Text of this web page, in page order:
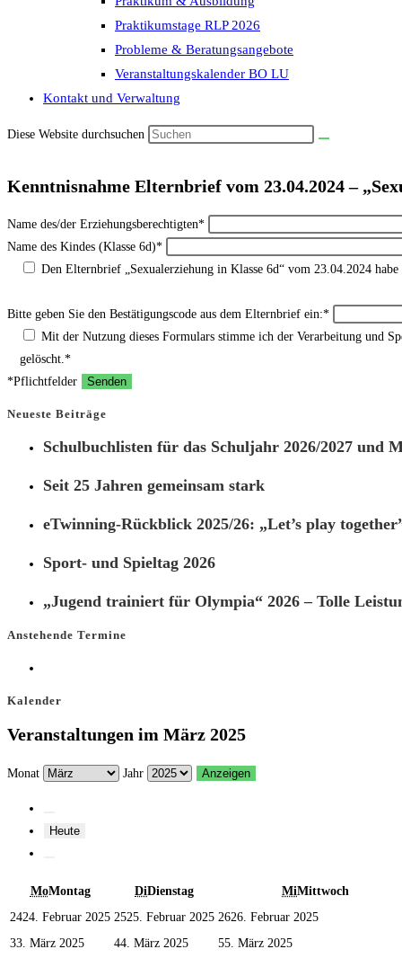
Praktikumstage RLP 2026
Probleme & Beratungsangebote
Veranstaltungskalender BO LU
Kontakt und Verwaltung
Diese Website durchsuchen
Kenntnisnahme Elternbrief vom 23.04.2024 –
Name des/der Erziehungsberechtigten*
Name des Kindes (Klasse 6d)*
Den Elternbrief „Sexualerziehung in Klasse 6d“ vom 23.04.2024
Bitte geben Sie den Bestätigungscode aus dem Elternbrief ein:*
Mit der Nutzung dieses Formulars stimme ich der Verarbeitung und
gelöscht.*
*Pflichtfelder
Neueste Beiträge
Schulbuchlisten für das Schuljahr 2026/2027 und
Seit 25 Jahren gemeinsam stark
eTwinning-Rückblick 2025/26: „Let’s play
Sport- und Spieltag 2026
„Jugend trainiert für Olympia“ 2026 – Tolle
Anstehende Termine
Kalender
Veranstaltungen im März 2025
Monat Jahr
Heute
MoMontag DiDienstag MiMittwoch
2424. Februar 2025 2525. Februar 2025 2626. Februar 2025
33. März 2025 44. März 2025 55. März 2025